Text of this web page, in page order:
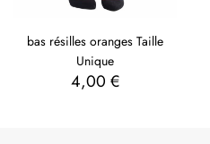
bas résilles oranges Taille
Unique
4,00 €